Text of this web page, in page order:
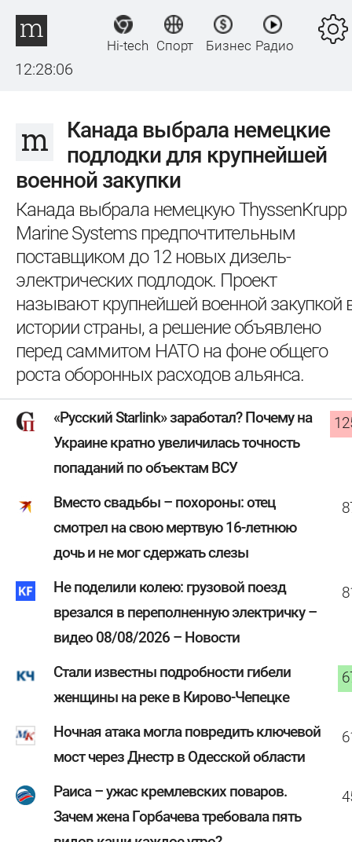
12:28:07
Hi-tech Спорт Бизнес Радио
Канада выбрала немецкие
подлодки для крупнейшей
военной закупки
Канада выбрала немецкую ThyssenKrupp
Marine Systems предпочтительным
поставщиком до 12 новых дизель-
электрических подлодок. Проект
называют крупнейшей военной закупкой
истории страны, а решение объявлено
перед саммитом НАТО на фоне общего
роста оборонных расходов альянса.
«Русский Starlink» заработал? Почему на
Украине кратно увеличилась точность
попаданий по объектам ВСУ
Вместо свадьбы – похороны: отец
смотрел на свою мертвую 16-летнюю
дочь и не мог сдержать слезы
Не поделили колею: грузовой поезд
врезался в переполненную электричку –
видео 08/08/2026 – Новости
Стали известны подробности гибели
женщины на реке в Кирово-Чепецке
Ночная атака могла повредить ключевой
мост через Днестр в Одесской области
Раиса – ужас кремлевских поваров.
Зачем жена Горбачева требовала пять